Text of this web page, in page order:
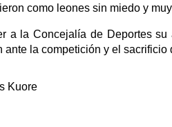
como leones sin miedo y
a la Concejalía de Deportes
ante la competición y el
Kuore